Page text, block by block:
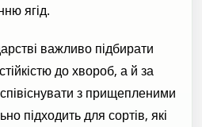
ягід.
важливо підбирати
до хвороб, а й за
з прищепленими
підходить для сортів, які